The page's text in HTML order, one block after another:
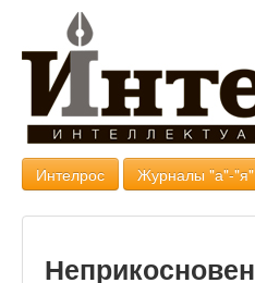
Интелрос Журналы "а"-"я"